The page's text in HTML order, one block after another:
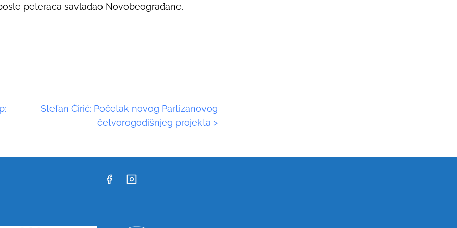
peteraca savladao Novobeograđane.
Stefan Ćirić: Početak novog Partizanovog
četvorogodišnjeg projekta >